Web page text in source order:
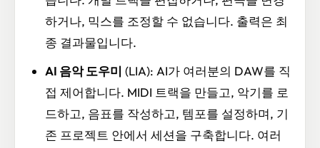
하거나, 믹스를 조정할 수 없습니다. 출력은 최
종 결과물입니다.
AI 음악 도우미 (LIA): AI가 여러분의 DAW를 직
접 제어합니다. MIDI 트랙을 만들고, 악기를 로
드하고, 음표를 작성하고, 템포를 설정하며, 기
존 프로젝트 안에서 세션을 구축합니다. 여러